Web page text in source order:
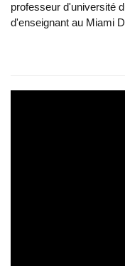
professeur d'université
d'enseignant au Miami